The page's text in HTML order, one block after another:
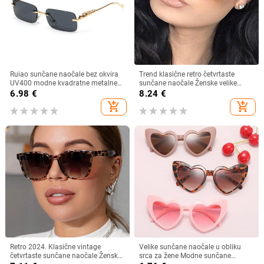
Ruiao sunčane naočale bez okvira
UV400 modne kvadratne metalne
naočale za muškarce žene
dizajnerske muške marke sunčane
naočale za van
6.98 €
add_shopping_cart
Trend klasične retro četvrtaste
sunčane naočale Ženske velike
sunčane naočale Ženske/muške
retro sunčane naočale Lentes De
Sol Mujer
8.24 €
add_shopping_cart
Retro 2024. Klasične vintage
četvrtaste sunčane naočale Ženske
Velike sunčane naočale u obliku
srca za žene Modne sunčane